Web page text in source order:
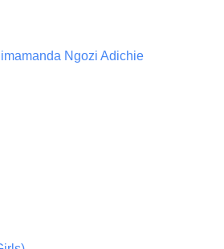
Ngozi Adichie